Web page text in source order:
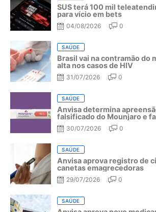
SUS terá 100 mil
para vício em bets
04/08/2026 0
SAÚDE
Brasil vai na contramão do
alta nos casos de HIV
31/07/2026 0
SAÚDE
Anvisa determina
falsificado do Mounjaro e
riscos do medicamento
30/07/2026 0
SAÚDE
Anvisa aprova registro de
canetas emagrecedoras
29/07/2026 0
SAÚDE